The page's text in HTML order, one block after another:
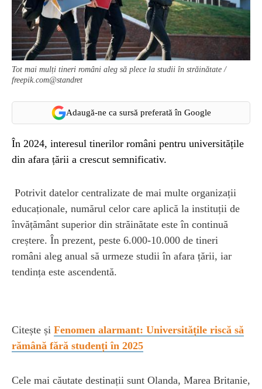
Tot mai mulți tineri români aleg să plece la studii în străinătate /
freepik.com@standret
Adaugă-ne ca sursă preferată în Google
În 2024, interesul tinerilor români pentru universitățile
din afara țării a crescut semnificativ.
Potrivit datelor centralizate de mai multe organizații
educaționale, numărul celor care aplică la instituții de
învățământ superior din străinătate este în continuă
creștere. În prezent, peste 6.000-10.000 de tineri
români aleg anual să urmeze studii în afara țării, iar
tendința este ascendentă.
Citește și Fenomen alarmant: Universitățile riscă să
rămână fără studenți în 2025
Cele mai căutate destinații sunt Olanda, Marea Britanie,